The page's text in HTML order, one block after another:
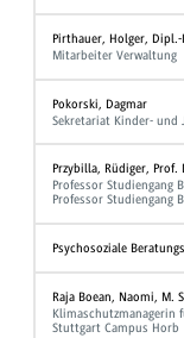
Pirthauer, Holger, Dipl.-
Mitarbeiter Verwaltung
Pokorski, Dagmar
Sekretariat Kinder- und
Przybilla, Rüdiger, Prof.
Professor Studiengang
Professor Studiengang
Psychosoziale
Raja Boean, Naomi, M.
Klimaschutzmanagerin
Stuttgart Campus Horb